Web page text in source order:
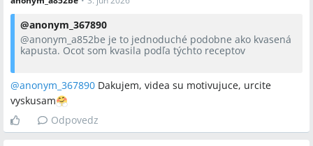
@anonym_367890
@anonym_a852be je to jednoduché podobne ako kvasená
kapusta. Ocot som kvasila podľa týchto receptov
@anonym_367890 Dakujem, videa su motivujuce, urcite
vyskusam
Odpovedz